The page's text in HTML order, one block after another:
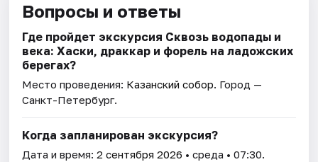
Вопросы и ответы
Где пройдет экскурсия Сквозь водопады и
века: Хаски, драккар и форель на ладожских
берегах?
Место проведения: Казанский собор. Город —
Санкт-Петербург.
Когда запланирован экскурсия?
Дата и время:2 сентября 2026 • среда • 07:30.